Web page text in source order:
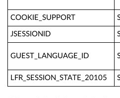
COOKIE_SUPPORT
JSESSIONID
GUEST_LANGUAGE_ID
LFR_SESSION_STATE_20105